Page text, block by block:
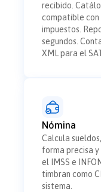
recibido.
compatible con
impuestos.
segundos.
XML para el
Nómina
Calcula
forma precisa
el IMSS e
timbran como
sistema.